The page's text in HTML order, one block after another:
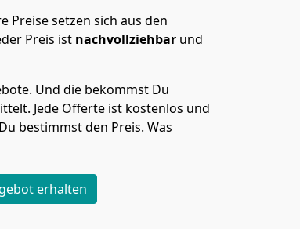
Preise setzen sich aus den
Preis ist nachvollziehbar und
Und die bekommst Du
Jede Offerte ist kostenlos und
bestimmst den Preis. Was
erhalten